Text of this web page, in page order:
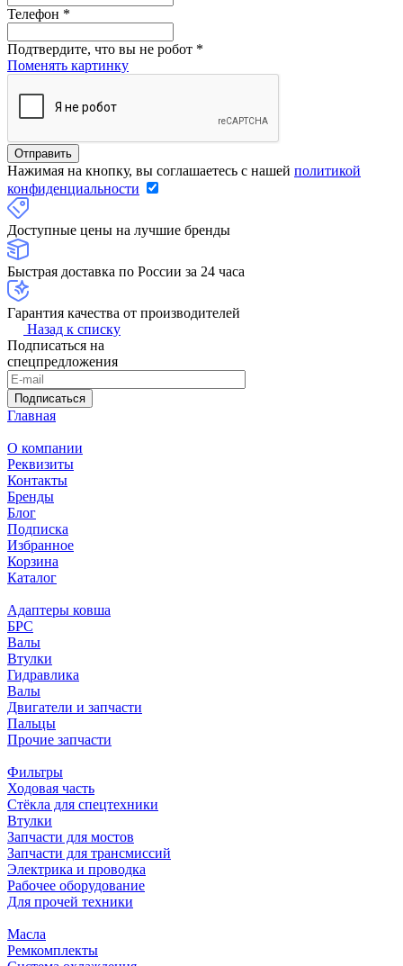
Телефон *
Подтвердите, что вы не робот *
Поменять картинку
Нажимая на кнопку, вы соглашаетесь с нашей политикой
конфиденциальности
Доступные цены на лучшие бренды
Быстрая доставка по России за 24 часа
Гарантия качества от производителей
Назад к списку
Подписаться на
спецпредложения
Подписаться
Главная
О компании
Реквизиты
Контакты
Бренды
Блог
Подписка
Избранное
Корзина
Каталог
Адаптеры ковша
БРС
Валы
Втулки
Гидравлика
Валы
Двигатели и запчасти
Пальцы
Прочие запчасти
Фильтры
Ходовая часть
Стёкла для спецтехники
Втулки
Запчасти для мостов
Запчасти для трансмиссий
Электрика и проводка
Рабочее оборудование
Для прочей техники
Масла
Ремкомплекты